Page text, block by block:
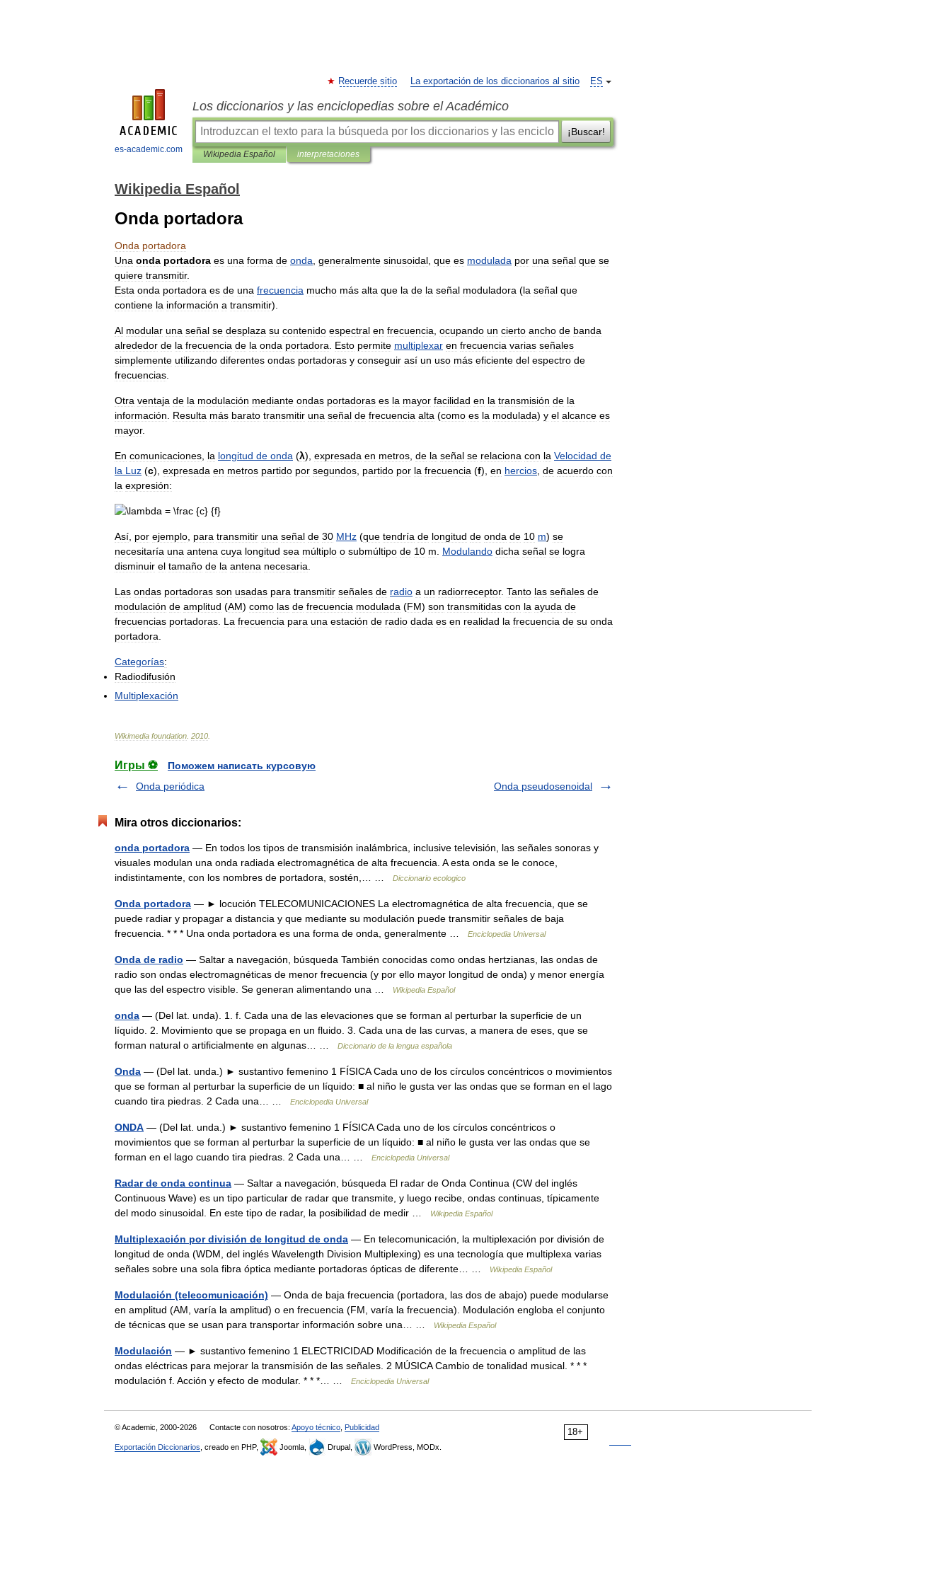
es-academic.com
ES
Recuerde sitio La exportación de los diccionarios al sitio
Los diccionarios y las enciclopedias sobre el Académico
¡Buscar!
Wikipedia Español interpretaciones
Wikipedia Español
Onda portadora
Onda portadora
Una onda portadora es una forma de onda generalmente sinusoidal que es modulada por una señal que se
quiere transmitir.
Esta onda portadora es de una frecuencia mucho más alta que la de la señal moduladora (la señal que
contiene la información a transmitir).
Al modular una señal se desplaza su contenido espectral en frecuencia ocupando un cierto ancho de banda
alrededor de la frecuencia de la onda portadora Esto permite multiplexar en frecuencia varias señales
simplemente utilizando diferentes ondas portadoras y conseguir así un uso más eficiente del espectro de
frecuencias
Otra ventaja de la modulación mediante ondas portadoras es la mayor facilidad en la transmisión de la
información
Resulta más barato transmitir una señal de frecuencia alta (como es la modulada) y el alcance es
mayor.
En comunicaciones la longitud de onda (λ), expresada en metros de la señal se relaciona con la Velocidad de
la Luz (c), expresada en metros partido por segundos partido por la frecuencia (f), en hercios de acuerdo con
la expresión:
Así por ejemplo para transmitir una señal de 30 MHz (que tendría de longitud de onda de 10 m) se
necesitaría una antena cuya longitud sea múltiplo o submúltipo de 10 m Modulando dicha señal se logra
disminuir el tamaño de la antena necesaria
Las ondas portadoras son usadas para transmitir señales de radio a un radiorreceptor. Tanto las señales de
modulación de amplitud (AM) como las de frecuencia modulada (FM) son transmitidas con la ayuda de
frecuencias portadoras La frecuencia para una estación de radio dada es en realidad la frecuencia de su onda
portadora
Categorías:
Radiodifusión
Multiplexación
Wikimedia foundation 2010
Игры ⚽
Поможем написать курсовую
Onda periódica
Onda pseudosenoidal
Mira otros diccionarios:
onda portadora — En todos los tipos de transmisión inalámbrica, inclusive televisión, las señales sonoras y
visuales modulan una onda radiada electromagnética de alta frecuencia. A esta onda se le conoce,
indistintamente, con los nombres de portadora, sostén,… …
Diccionario ecologico
Onda portadora — ► locución TELECOMUNICACIONES La electromagnética de alta frecuencia, que se
puede radiar y propagar a distancia y que mediante su modulación puede transmitir señales de baja
frecuencia. * * * Una onda portadora es una forma de onda, generalmente …
Enciclopedia Universal
Onda de radio — Saltar a navegación, búsqueda También conocidas como ondas hertzianas, las ondas de
radio son ondas electromagnéticas de menor frecuencia (y por ello mayor longitud de onda) y menor energía
que las del espectro visible. Se generan alimentando una …
Wikipedia Español
onda — (Del lat. unda). 1. f. Cada una de las elevaciones que se forman al perturbar la superficie de un
líquido. 2. Movimiento que se propaga en un fluido. 3. Cada una de las curvas, a manera de eses, que se
forman natural o artificialmente en algunas… …
Diccionario de la lengua española
Onda — (Del lat. unda.) ► sustantivo femenino 1 FÍSICA Cada uno de los círculos concéntricos o movimientos
que se forman al perturbar la superficie de un líquido: ■ al niño le gusta ver las ondas que se forman en el lago
cuando tira piedras. 2 Cada una… …
Enciclopedia Universal
ONDA — (Del lat. unda.) ► sustantivo femenino 1 FÍSICA Cada uno de los círculos concéntricos o
movimientos que se forman al perturbar la superficie de un líquido: ■ al niño le gusta ver las ondas que se
forman en el lago cuando tira piedras. 2 Cada una… …
Enciclopedia Universal
Radar de onda continua — Saltar a navegación, búsqueda El radar de Onda Continua (CW del inglés
Continuous Wave) es un tipo particular de radar que transmite, y luego recibe, ondas continuas, típicamente
del modo sinusoidal. En este tipo de radar, la posibilidad de medir …
Wikipedia Español
Multiplexación por división de longitud de onda — En telecomunicación, la multiplexación por división de
longitud de onda (WDM, del inglés Wavelength Division Multiplexing) es una tecnología que multiplexa varias
señales sobre una sola fibra óptica mediante portadoras ópticas de diferente… …
Wikipedia Español
Modulación (telecomunicación) — Onda de baja frecuencia (portadora, las dos de abajo) puede modularse
en amplitud (AM, varía la amplitud) o en frecuencia (FM, varía la frecuencia). Modulación engloba el conjunto
de técnicas que se usan para transportar información sobre una… …
Wikipedia Español
Modulación — ► sustantivo femenino 1 ELECTRICIDAD Modificación de la frecuencia o amplitud de las
ondas eléctricas para mejorar la transmisión de las señales. 2 MÚSICA Cambio de tonalidad musical. * * *
modulación f. Acción y efecto de modular. * * *… …
Enciclopedia Universal
18+
© Academic, 2000-2026 Contacte con nosotros: Apoyo técnico Publicidad
Exportación Diccionarios , creado en PHP, Joomla, Drupal, WordPress, MODx.